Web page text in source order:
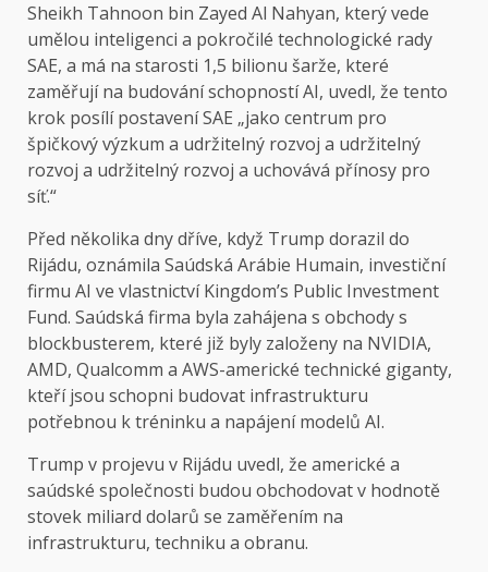
Sheikh Tahnoon bin Zayed Al Nahyan, který vede
umělou inteligenci a pokročilé technologické rady
SAE, a má na starosti 1,5 bilionu šarže, které
zaměřují na budování schopností AI, uvedl, že tento
krok posílí postavení SAE „jako centrum pro
špičkový výzkum a udržitelný rozvoj a udržitelný
rozvoj a udržitelný rozvoj a uchovává přínosy pro
síť.“
Před několika dny dříve, když Trump dorazil do
Rijádu, oznámila Saúdská Arábie Humain, investiční
firmu AI ve vlastnictví Kingdom’s Public Investment
Fund. Saúdská firma byla zahájena s obchody s
blockbusterem, které již byly založeny na NVIDIA,
AMD, Qualcomm a AWS-americké technické giganty,
kteří jsou schopni budovat infrastrukturu
potřebnou k tréninku a napájení modelů AI.
Trump v projevu v Rijádu uvedl, že americké a
saúdské společnosti budou obchodovat v hodnotě
stovek miliard dolarů se zaměřením na
infrastrukturu, techniku ​​a obranu.